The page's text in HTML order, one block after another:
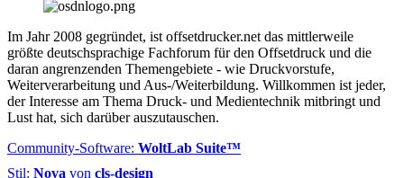
Im Jahr 2008 gegründet, ist offsetdrucker.net das mittlerweile
größte deutschsprachige Fachforum für den Offsetdruck und die
daran angrenzenden Themengebiete - wie Druckvorstufe,
Weiterverarbeitung und Aus-/Weiterbildung. Willkommen ist jeder,
der Interesse am Thema Druck- und Medientechnik mitbringt und
Lust hat, sich darüber auszutauschen.
Community-Software: WoltLab Suite™
Stil: Nova von cls-design